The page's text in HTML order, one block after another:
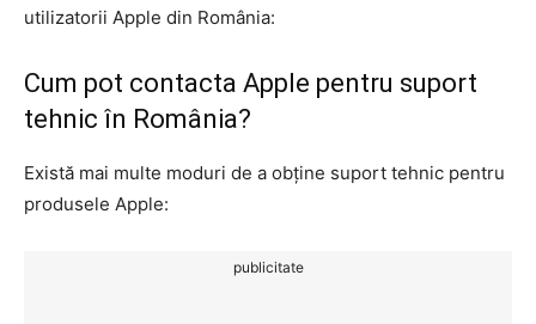
utilizatorii Apple din România:
Cum pot contacta Apple pentru suport
tehnic în România?
Există mai multe moduri de a obține suport tehnic pentru
produsele Apple:
publicitate